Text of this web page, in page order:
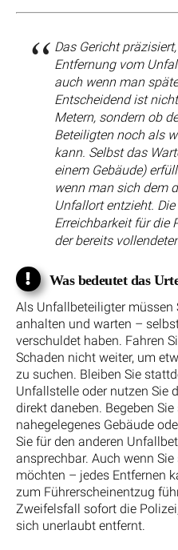
Das Gericht
Entfernung vom
auch wenn man
Entscheidend ist
Metern, sondern ob
Beteiligten noch als
kann. Selbst das
einem Gebäude)
wenn man sich dem
Unfallort entzieht.
Erreichbarkeit für die
der bereits
Was bedeutet das
Als Unfallbeteiligter müssen
anhalten und warten –
verschuldet haben. Fahren
Schaden nicht weiter, um
zu suchen. Bleiben Sie
Unfallstelle oder nutzen Sie
direkt daneben. Begeben
nahegelegenes Gebäude
Sie für den anderen
ansprechbar. Auch wenn
möchten – jedes Entfernen
zum Führerscheinentzug
Zweifelsfall sofort die
sich unerlaubt entfernt.